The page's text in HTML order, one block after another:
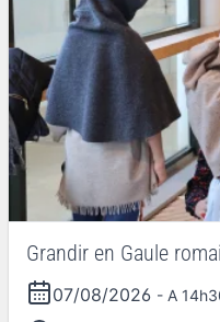
Grandir en Gaule
07/08/2026 - A